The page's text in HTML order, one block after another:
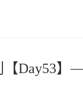
Day53】